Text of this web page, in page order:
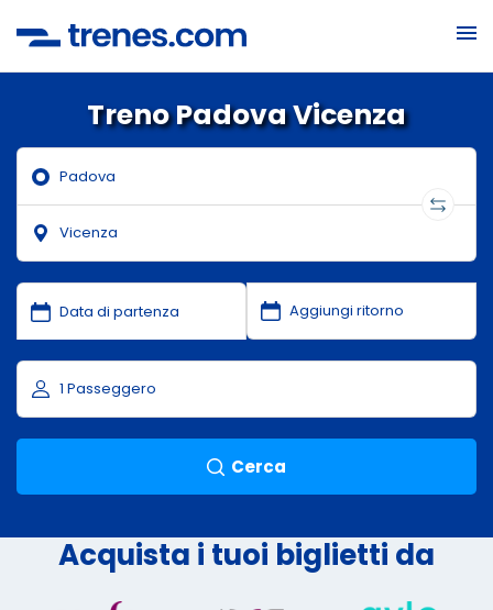
Treno Padova Vicenza
Cerca
Acquista i tuoi biglietti da